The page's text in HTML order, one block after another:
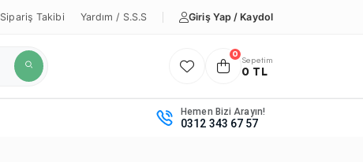
Sipariş Takibi Yardım / S.S.S Giriş Yap / Kaydol
0 Sepetim
0 TL
Hemen Bizi Arayın!
0312 343 67 57